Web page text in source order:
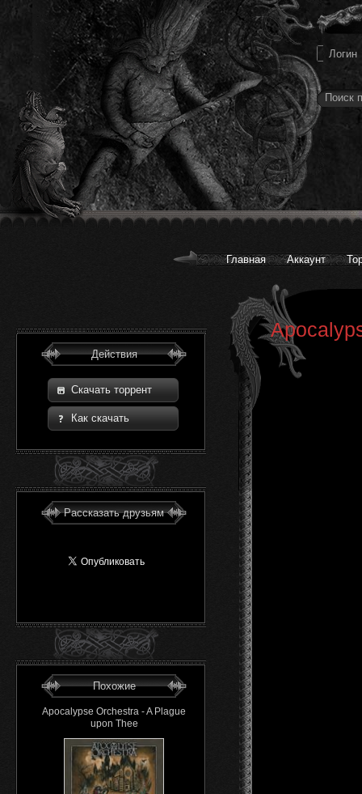
Главная Аккаунт
Действия
Скачать торрент
Как скачать
Рассказать друзьям
Похожие
Apocalypse Orchestra - A Plague
upon Thee